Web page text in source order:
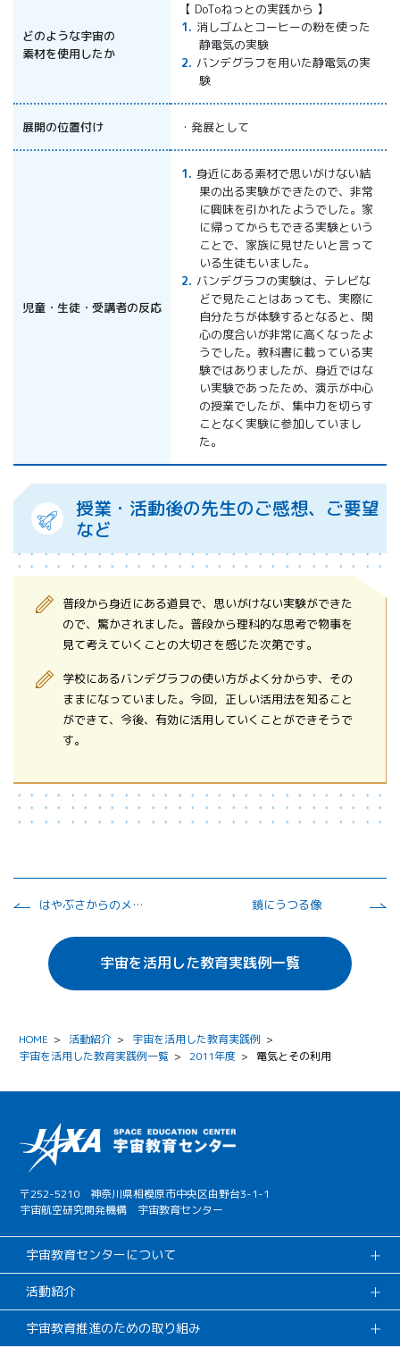
ISEB学生派
遣プログラ
ム
どのような宇宙の
素材を使用したか
【 DoToねっとの実践から 】
消しゴムとコーヒーの粉を使った
静電気の実験
バンデグラフを用いた静電気の実
験
展開の位置付け ・発展として
児童・生徒・受講者の反応
身近にある素材で思いがけない結
果の出る実験ができたので、非常
に興味を引かれたようでした。家
に帰ってからもできる実験という
ことで、家族に見せたいと言って
いる生徒もいました。
バンデグラフの実験は、テレビな
どで見たことはあっても、実際に
自分たちが体験するとなると、関
心の度合いが非常に高くなったよ
うでした。教科書に載っている実
験ではありましたが、身近ではな
い実験であったため、演示が中心
の授業でしたが、集中力を切らす
ことなく実験に参加していまし
た。
授業・活動後の先生のご感想、ご要望
など
普段から身近にある道具で、思いがけない実験ができた
ので、驚かされました。普段から理科的な思考で物事を
見て考えていくことの大切さを感じた次第です。
学校にあるバンデグラフの使い方がよく分からず、その
ままになっていました。今回，正しい活用法を知ること
ができて、今後、有効に活用していくことができそうで
す。
はやぶさからのメッセージを学ぼう 鏡にうつる像
宇宙を活用した教育実践例一覧
HOME > 活動紹介 > 宇宙を活用した教育実践例 >
宇宙を活用した教育実践例一覧 > 2011年度 > 電気とその利用
〒252-5210 神奈川県相模原市中央区由野台3-1-1
宇宙航空研究開発機構 宇宙教育センター
宇宙教育センターについて
活動紹介
宇宙教育推進のための取り組み